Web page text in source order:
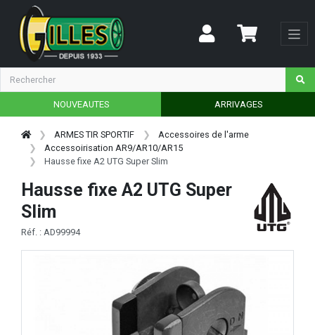
NOUVEAUTES ARRIVAGES
ARMES TIR SPORTIF
Accessoires de l'arme
Accessoirisation AR9/AR10/AR15
Hausse fixe A2 UTG Super Slim
Hausse fixe A2 UTG Super
Slim
Réf. : AD99994